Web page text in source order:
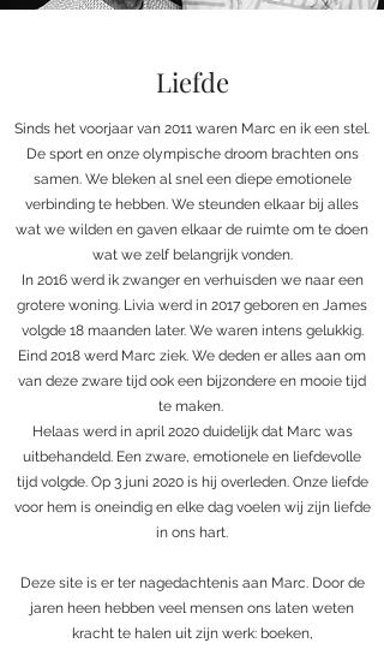
Liefde
Sinds het voorjaar van 2011 waren Marc en ik een stel.
De sport en onze olympische droom brachten ons
samen. We bleken al snel een diepe emotionele
verbinding te hebben. We steunden elkaar bij alles
wat we wilden en gaven elkaar de ruimte om te doen
wat we zelf belangrijk vonden.
In 2016 werd ik zwanger en verhuisden we naar een
grotere woning. Livia werd in 2017 geboren en James
volgde 18 maanden later. We waren intens gelukkig.
Eind 2018 werd Marc ziek. We deden er alles aan om
van deze zware tijd ook een bijzondere en mooie tijd
te maken.
Helaas werd in april 2020 duidelijk dat Marc was
uitbehandeld. Een zware, emotionele en liefdevolle
tijd volgde. Op 3 juni 2020 is hij overleden. Onze liefde
voor hem is oneindig en elke dag voelen wij zijn liefde
in ons hart.
Deze site is er ter nagedachtenis aan Marc. Door de
jaren heen hebben veel mensen ons laten weten
kracht te halen uit zijn werk: boeken,